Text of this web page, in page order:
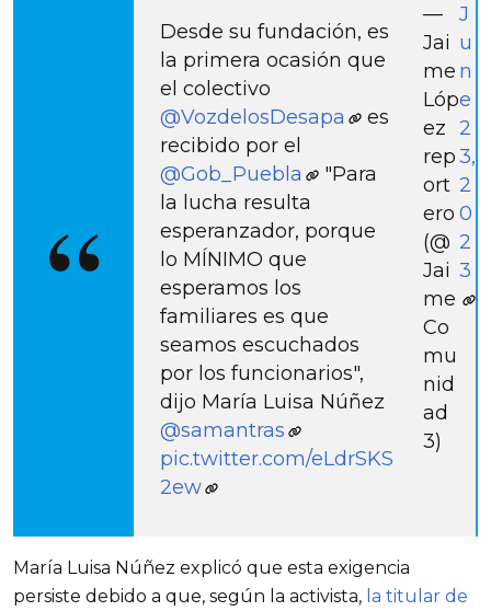
Desde su fundación, es
la primera ocasión que
el colectivo
@VozdelosDesapa
es
recibido por el
@Gob_Puebla
"Para
la lucha resulta
esperanzador, porque
lo MÍNIMO que
esperamos los
familiares es que
seamos escuchados
por los funcionarios",
dijo María Luisa Núñez
@samantras
pic.twitter.com/eLdrSKS
2ew
—
Jai
me
Lóp
ez
rep
ort
ero
(@
Jai
me
Co
mu
nid
ad
3)
J
u
n
e
2
3,
2
0
2
3
María Luisa Núñez explicó que esta exigencia
persiste debido a que, según la activista, la titular de